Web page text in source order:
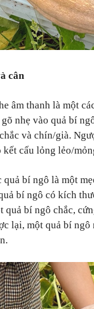
cân
âm thanh là một
nhẹ vào quả bí
và chín/già.
kết cấu lỏng lẻo/
quả bí ngô là một
bí ngô có kích
quả bí ngô chắc,
lại, một quả bí